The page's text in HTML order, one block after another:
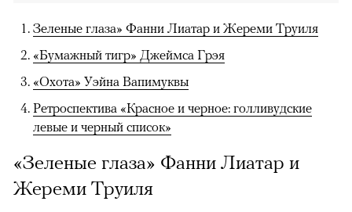
Зеленые глаза» Фанни Лиатар и Жереми Труиля
«Бумажный тигр» Джеймса Грэя
«Охота» Уэйна Вапимуквы
Ретроспектива «Красное и черное: голливудские
левые и черный список»
«Зеленые глаза» Фанни Лиатар и
Жереми Труиля